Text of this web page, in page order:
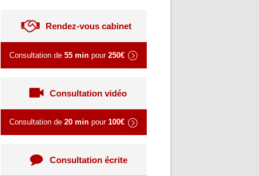
Rendez-vous cabinet
Consultation de 55 minpour 250€
Consultation vidéo
Consultation de 20 minpour 100€
Consultation écrite